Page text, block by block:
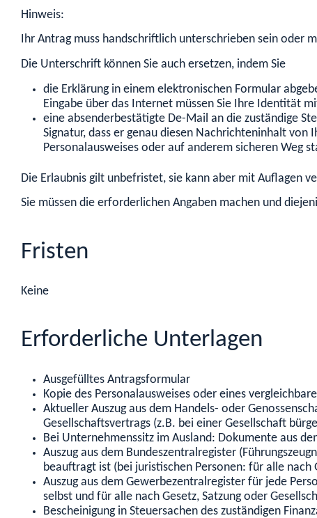
Hinweis:
Ihr Antrag muss handschriftlich unterschrieben sein oder
Die Unterschrift können Sie auch ersetzen, indem Sie
die Erklärung in einem elektronischen Formular
Eingabe über das Internet müssen Sie Ihre Identität
eine absenderbestätigte De-Mail an die zuständige
Signatur, dass er genau diesen Nachrichteninhalt von
Personalausweises oder auf anderem sicheren Weg
Die Erlaubnis gilt unbefristet, sie kann aber mit Auflagen
Sie müssen die erforderlichen Angaben machen und
Fristen
Keine
Erforderliche Unterlagen
Ausgefülltes Antragsformular
Kopie des Personalausweises oder eines
Aktueller Auszug aus dem Handels- oder
Gesellschaftsvertrags (z.B. bei einer Gesellschaft
Bei Unternehmenssitz im Ausland: Dokumente aus
Auszug aus dem Bundeszentralregister
beauftragt ist (bei juristischen Personen: für alle nach
Auszug aus dem Gewerbezentralregister für jede
selbst und für alle nach Gesetz, Satzung oder
Bescheinigung in Steuersachen des zuständigen